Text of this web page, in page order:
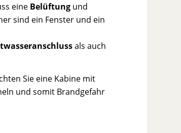
eine Belüftung und
sind ein Fenster und ein
als auch
Sie eine Kabine mit
und somit Brandgefahr